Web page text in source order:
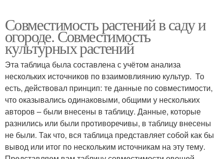
Совместимость растений в саду и
огороде. Совместимость
культурных растений
Эта таблица была составлена с учётом анализа
нескольких источников по взаимовлиянию культур. То
есть, действовал принцип: те данные по совместимости,
что оказывались одинаковыми, общими у нескольких
авторов – были внесены в таблицу. Данные, которые
разнились или были противоречивы, в таблицу внесены
не были. Так что, вся таблица представляет собой как бы
вывод или итог по нескольким источникам на эту тему.